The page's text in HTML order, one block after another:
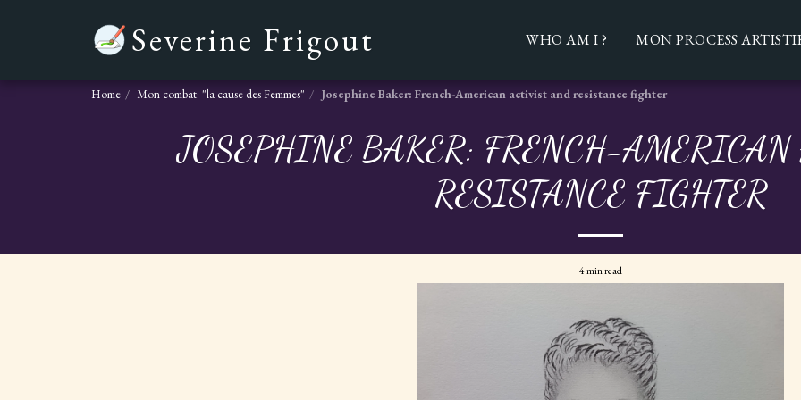
Severine Frigout WHO AM I ? MON PROCESS
Home Mon combat: "la cause des Femmes" Josephine Baker: French-American activist and resistance fighter
JOSEPHINE BAKER: FRENCH-
RESISTANCE FIGHTER
4 min read